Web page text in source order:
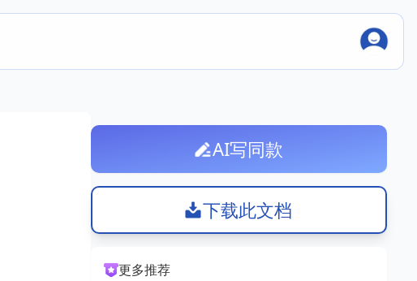
AI写同款
下载此文档
更多推荐